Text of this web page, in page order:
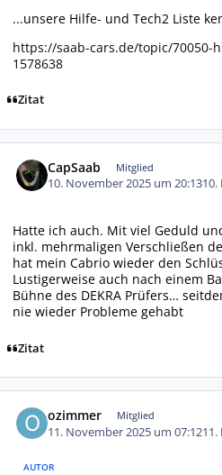
...unsere Hilfe- und Tech2 Liste
https://saab-cars.de/topic/70050-
1578638
Zitat
CapSaab Mitglied
10. November 2025 um 20:1310.
Hatte ich auch. Mit viel Geduld
inkl. mehrmaligen Verschließen
hat mein Cabrio wieder den
Lustigerweise auch nach einem
Bühne des DEKRA Prüfers…
nie wieder Probleme gehabt
Zitat
ozimmer Mitglied
11. November 2025 um 07:1211.
AUTOR